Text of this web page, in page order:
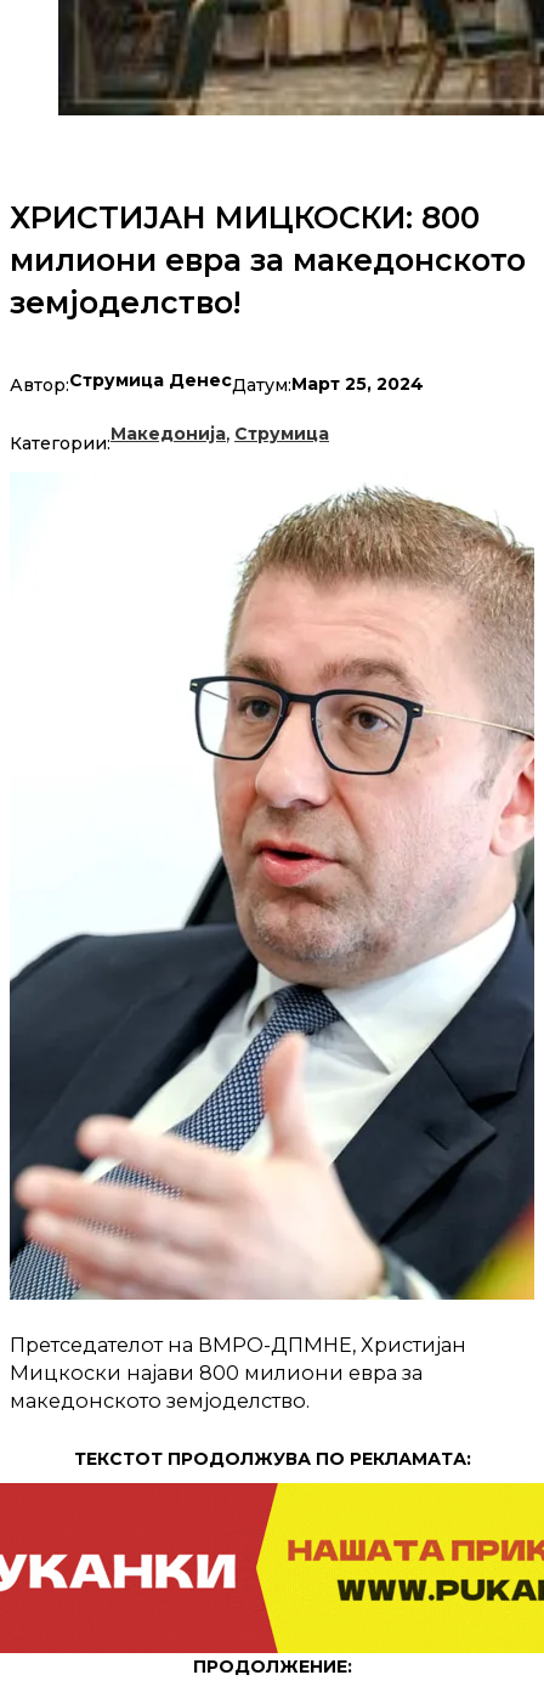
ХРИСТИЈАН МИЦКОСКИ: 800
милиони евра за македонското
земјоделство!
Автор:Струмица ДенесДатум:Март 25, 2024
Категории:Македонија, Струмица
Претседателот на ВМРО-ДПМНЕ, Христијан
Мицкоски најави 800 милиони евра за
македонското земјоделство.
ТЕКСТОТ ПРОДОЛЖУВА ПО РЕКЛАМАТА:
ПРОДОЛЖЕНИЕ: